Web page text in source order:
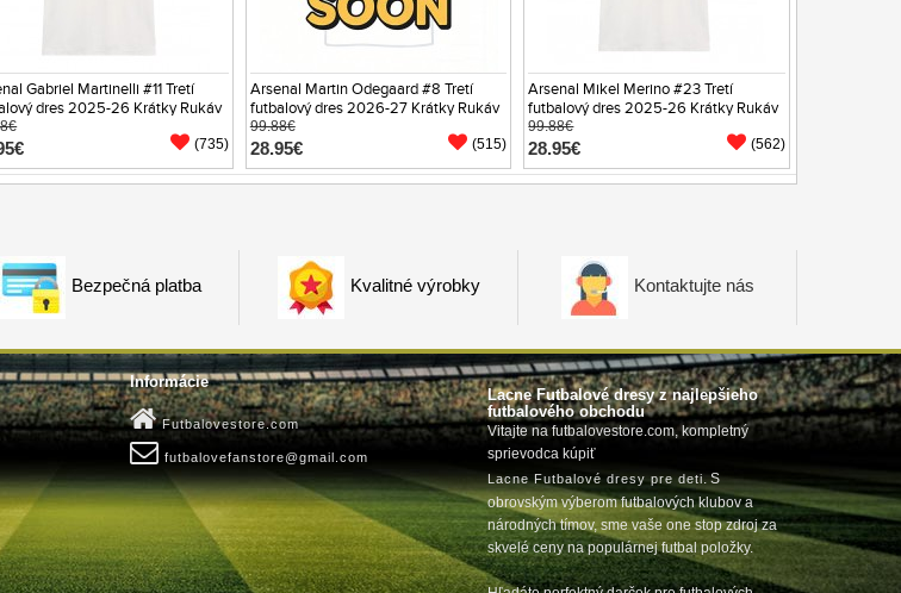
Gabriel Martinelli #11 Tretí
dres 2025-26 Krátky Rukáv
(735)
Arsenal Martin Odegaard #8 Tretí
futbalový dres 2026-27 Krátky Rukáv
99.88€
28.95€ (515)
Arsenal Mikel Merino #23 Tretí
futbalový dres 2025-26 Krátky Rukáv
99.88€
28.95€ (562)
Bezpečná platba Kvalitné výrobky Kontaktujte nás
Informácie
Futbalovestore.com
futbalovefanstore@gmail.com
Lacne Futbalové dresy z najlepšieho
futbalového obchodu
Vitajte na futbalovestore.com, kompletný
sprievodca kúpiť
Lacne Futbalové dresy pre deti. S
obrovským výberom futbalových klubov a
národných tímov, sme vaše one stop zdroj za
skvelé ceny na populárnej futbal položky.